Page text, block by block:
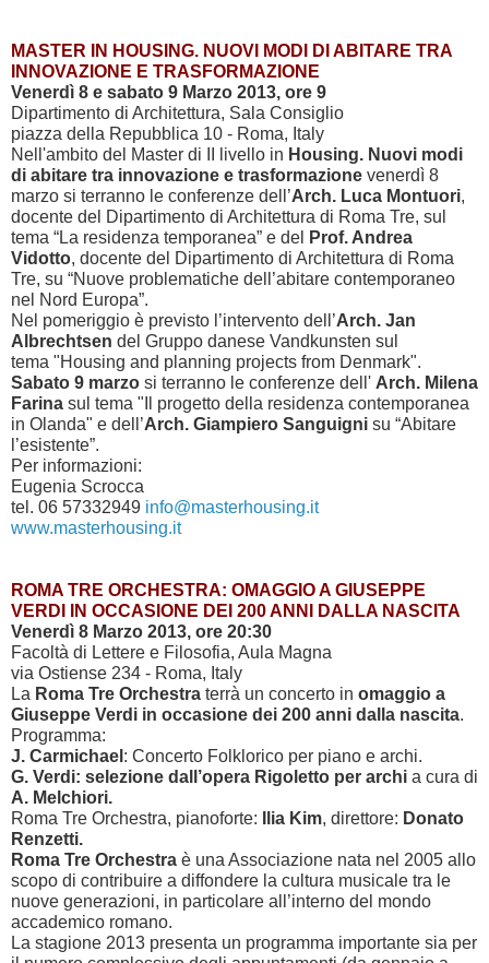
MASTER IN HOUSING. NUOVI MODI DI ABITARE TRA
INNOVAZIONE E TRASFORMAZIONE
Venerdì 8 e sabato 9 Marzo 2013, ore 9
Dipartimento di Architettura, Sala Consiglio
piazza della Repubblica 10 - Roma, Italy
Nell'ambito del Master di II livello in Housing. Nuovi modi
di abitare tra innovazione e trasformazione venerdì 8
marzo si terranno le conferenze dell’Arch. Luca Montuori,
docente del Dipartimento di Architettura di Roma Tre, sul
tema “La residenza temporanea” e del
Prof. Andrea
Vidotto, docente del Dipartimento di Architettura di Roma
Tre, su “Nuove problematiche dell’abitare contemporaneo
nel Nord Europa”.
Nel pomeriggio è previsto l’intervento dell’Arch. Jan
Albrechtsen del Gruppo danese Vandkunsten sul
tema "Housing and planning projects from Denmark".
Sabato 9 marzo si terranno le conferenze dell' Arch. Milena
Farina sul tema "Il progetto della residenza contemporanea
in Olanda" e dell’Arch. Giampiero Sanguigni su “Abitare
l’esistente”.
Per informazioni:
Eugenia Scrocca
tel. 06 57332949 info@masterhousing.it
www.masterhousing.it
ROMA TRE ORCHESTRA: OMAGGIO A GIUSEPPE
VERDI IN OCCASIONE DEI 200 ANNI DALLA NASCITA
Venerdì 8 Marzo 2013, ore 20:30
Facoltà di Lettere e Filosofia, Aula Magna
via Ostiense 234 - Roma, Italy
La Roma Tre Orchestra terrà un concerto in omaggio a
Giuseppe Verdi in occasione dei 200 anni dalla nascita.
Programma:
J. Carmichael : Concerto Folklorico per piano e archi.
G. Verdi: selezione dall’opera Rigoletto per archi a cura di
A. Melchiori.
Roma Tre Orchestra, pianoforte:
Ilia Kim, direttore: Donato
Renzetti.
Roma Tre Orchestra è una Associazione nata nel 2005 allo
scopo di contribuire a diffondere la cultura musicale tra le
nuove generazioni, in particolare all’interno del mondo
accademico romano.
La stagione 2013 presenta un programma importante sia per